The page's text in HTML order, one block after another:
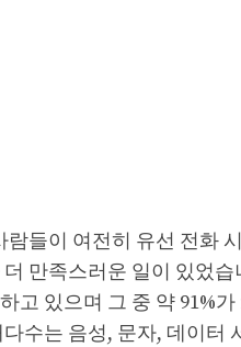
람들이 여전히 유선 전화
만족스러운 일이 있었
고 있으며 그 중 약 91%
수는 음성, 문자, 데이터